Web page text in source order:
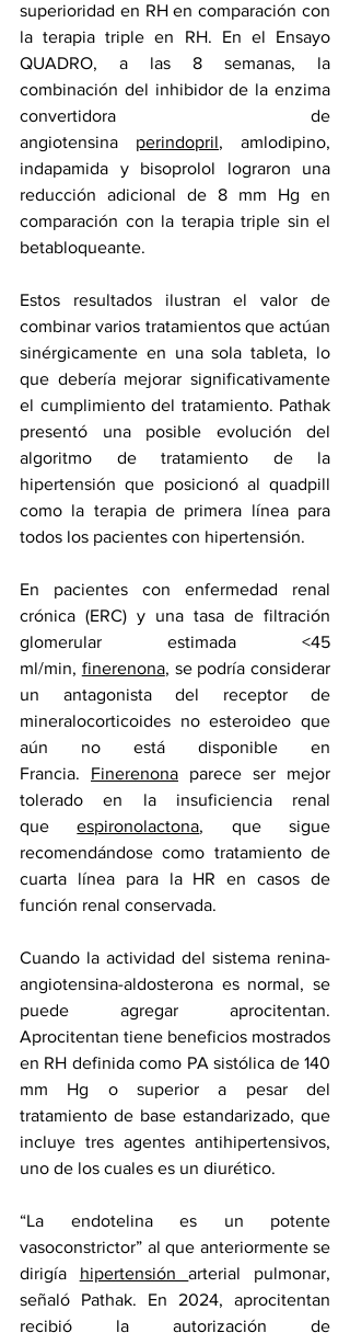
superioridad en RH en comparación con
la terapia triple en RH. En el Ensayo
QUADRO, a las 8 semanas, la
combinación del inhibidor de la enzima
convertidora de
angiotensina
perindopril, amlodipino,
indapamida y bisoprolol lograron una
reducción adicional de 8 mm Hg en
comparación con la terapia triple sin el
betabloqueante.
Estos resultados ilustran el valor de
combinar varios tratamientos que actúan
sinérgicamente en una sola tableta, lo
que debería mejorar significativamente
el cumplimiento del tratamiento. Pathak
presentó una posible evolución del
algoritmo de tratamiento de la
hipertensión que posicionó al quadpill
como la terapia de primera línea para
todos los pacientes con hipertensión.
En pacientes con enfermedad renal
crónica (ERC) y una tasa de filtración
glomerular estimada <45
ml/min, finerenona, se podría considerar
un antagonista del receptor de
mineralocorticoides no esteroideo que
aún no está disponible en
Francia. Finerenona parece ser mejor
tolerado en la insuficiencia renal
que espironolactona, que sigue
recomendándose como tratamiento de
cuarta línea para la HR en casos de
función renal conservada.
Cuando la actividad del sistema renina-
angiotensina-aldosterona es normal, se
puede agregar aprocitentan.
Aprocitentan tiene beneficios mostrados
en RH definida como PA sistólica de 140
mm Hg o superior a pesar del
tratamiento de base estandarizado, que
incluye tres agentes antihipertensivos,
uno de los cuales es un diurético.
“La endotelina es un potente
vasoconstrictor” al que anteriormente se
dirigía hipertensión arterial pulmonar,
señaló Pathak. En 2024, aprocitentan
recibió la autorización de